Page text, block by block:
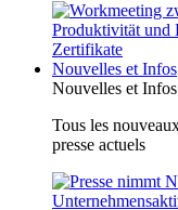
Nouvelles et Infos
Nouvelles et Infos
Tous les
presse actuels